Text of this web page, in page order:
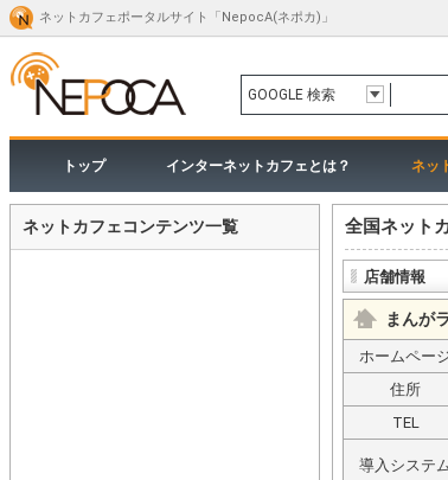
ネットカフェポータルサイト「NepocA(ネポカ)」
GOOGLE 検索
トップ インターネットカフェとは？ ネッ
ネットカフェコンテンツ一覧 全国ネット
店舗情報
まんが
ホームペー
住所
TEL
導入システ